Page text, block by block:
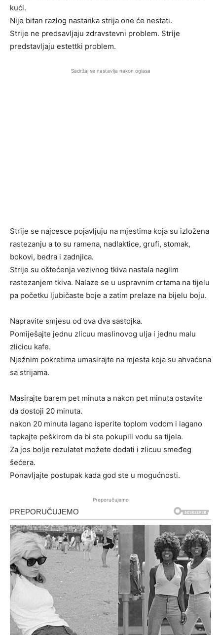
kući.
Nije bitan razlog nastanka strija one će nestati.
Strije ne predsavljaju zdravstevni problem. Strije
predstavljaju estettki problem.
Sadržaj se nastavlja nakon oglasa
Strije se najcesce pojavljuju na mjestima koja su izložena
rastezanju a to su ramena, nadlaktice, grufi, stomak,
bokovi, bedra i zadnjica.
Strije su oštećenja vezivnog tkiva nastala naglim
rastezanjem tkiva. Nalaze se u uspravnim crtama na tijelu
pa početku ljubičaste boje a zatim prelaze na bijelu boju.
Napravite smjesu od ova dva sastojka.
Pomiješajte jednu zlicuu maslinovog ulja i jednu malu
zlicicu kafe.
Nježnim pokretima umasirajte na mjesta koja su ahvaćena
sa strijama.
Masirajte barem pet minuta a nakon pet minuta ostavite
da dostoji 20 minuta.
nakon 20 minuta lagano isperite toplom vodom i lagano
tapkajte peškirom da bi ste pokupili vodu sa tijela.
Za jos bolje rezulatet možete dodati i zlicuu smeđeg
šećera.
Ponavljajte postupak kada god ste u mogućnosti.
Preporučujemo